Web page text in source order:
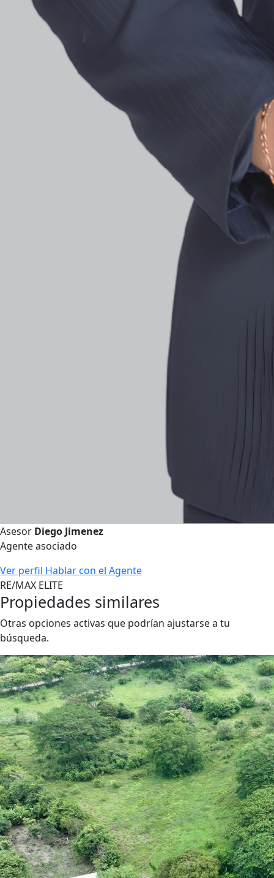
Asesor Diego Jimenez
Agente asociado
Ver perfil Hablar con el Agente
RE/MAX ELITE
Propiedades similares
Otras opciones activas que podrían ajustarse a tu
búsqueda.